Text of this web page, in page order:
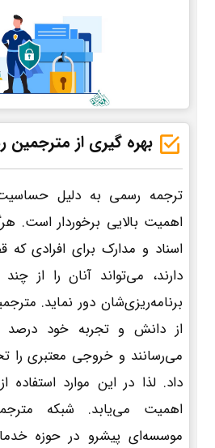
بهره گیری از مترجمین
ترجمه رسمی به دلیل
اهمیت بالایی برخوردار است.
اسناد و مدارک برای افرادی که
دارند، می‌تواند آنان را از
برنامه‌ریزی‌شان دور نماید.
از دانش و تجربه خود درصد
می‌رسانند و خروجی معتبری را
داد. لذا در این موارد استفاده
اهمیت می‌یابد. شبکه
موسسه‌ای پیشرو در حوزه